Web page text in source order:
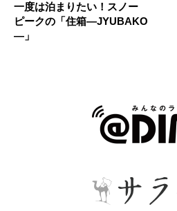
一度は泊まりたい！スノー
ピークの「住箱―JYUBAKO
―」